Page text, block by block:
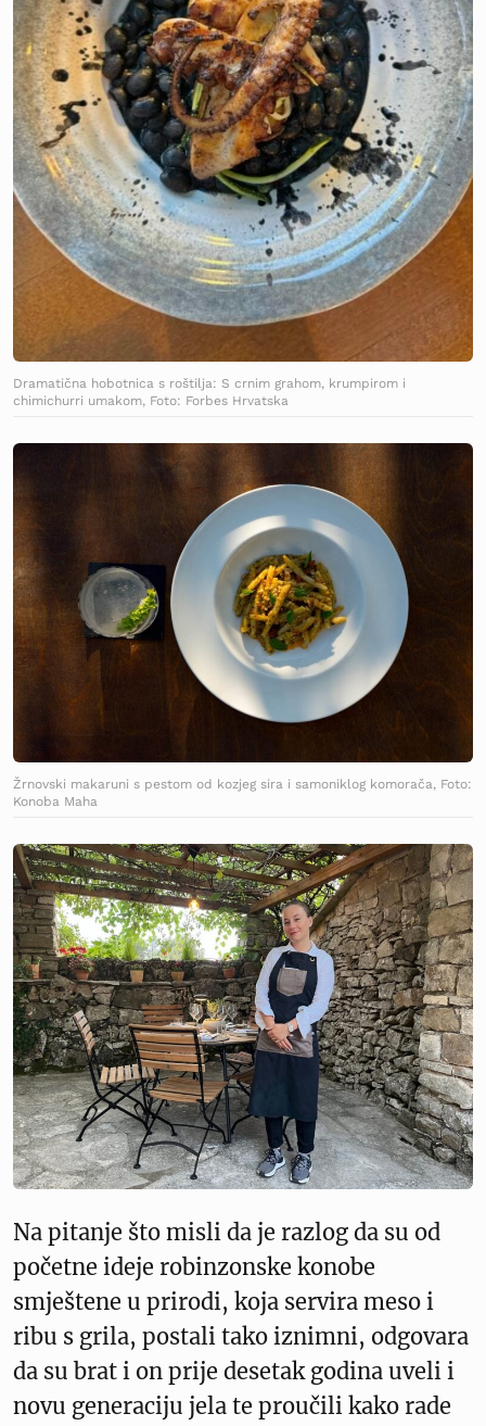
Dramatična hobotnica s roštilja: S crnim grahom, krumpirom i
chimichurri umakom, Foto: Forbes Hrvatska
Žrnovski makaruni s pestom od kozjeg sira i samoniklog komorača, Foto:
Konoba Maha
Na pitanje što misli da je razlog da su od
početne ideje robinzonske konobe
smještene u prirodi, koja servira meso i
ribu s grila, postali tako iznimni, odgovara
da su brat i on prije desetak godina uveli i
novu generaciju jela te proučili kako rade